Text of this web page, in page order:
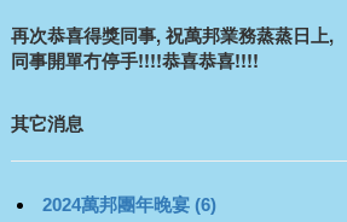
再次恭喜得獎同事, 祝萬邦業務蒸蒸日上,
同事開單冇停手!!!!恭喜恭喜!!!!
其它消息
2024萬邦團年晚宴 (6)